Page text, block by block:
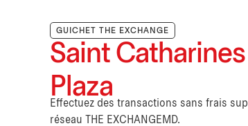
GUICHET THE EXCHANGE
Saint
Plaza
Effectuez des transactions sans frais
réseau THE EXCHANGEMD.